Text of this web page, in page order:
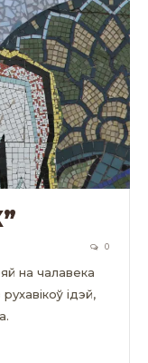
0
на чалавека
ідэй,